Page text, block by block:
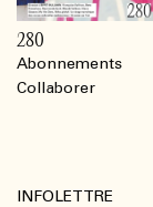
Abonnements
Collaborer
INFOLETTRE
280